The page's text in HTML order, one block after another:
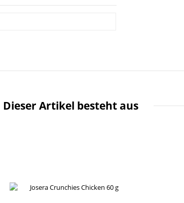
Dieser Artikel besteht aus